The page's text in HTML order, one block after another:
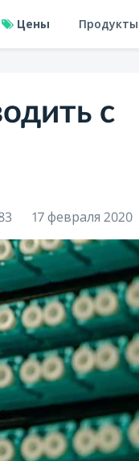
Цены Продукты
с
17 февраля 2020